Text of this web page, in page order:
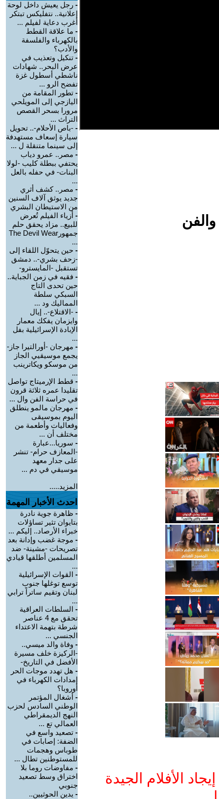
الأفلام الجيدة
- رجل يعيش داخل لوحة
إعلانية.. نتفليكس تبتكر
أغرب دعاية لفيلم ...
- ما علاقة القطط
بالكهرباء والفلسفة
والأدب؟
- تنكيل وتعذيب في
عرض البحر.. شهادات
ناشطي أسطول غزة
تفضح الرو ...
- تطور المقامة من
اليازجي إلى المويلحي
مرورا بسحر القصص
التراث ...
- -باص الأحلام-.. تحويل
سيارة إسعاف مستهدفة
إلى سينما متنقلة ل ...
- مصر.. عمرو دياب
يحتفي ببطلة كليب -لولا
البنات- في حفله بالعل
...
- مصر.. كشف أثري
جديد يوثق آلاف السنين
من الاستيطان البشري
- أزياء الفيلم تُعرض
للبيع.. مزاد يحقق حلم
جمهورThe Devil Wear
...
- حين يتحوّل اللقاء إلى
-زحف بشري-.. دمشق
تستقبل -المايسترو-
- فقيه في زمن الجباية..
حين تحدى التاج
السبكي سلطة
المماليك ود ...
- -الاقتلاع-.. إيال
وايزمان يفكك معمار
الإبادة الإسرائيلية بفل
...
- مهرجان -أورالتيرا جاز-
يجمع موسيقيي الجاز
من موسكو ويكاترينب
...
- قطط الإرميتاج تواصل
تقليدا عمره ثلاثة قرون
في حراسة الفن وال ...
- مهرجان مالمو ينطلق
اليوم بموسيقى
وفعاليات وأطعمة من
مختلف أن ...
- سوريا...عبارة
-المعازف حرام- تنشر
على جدار معهد
موسيقي في دم ...
المزيد.....
احدث الأخبار المهمة
- ظاهرة جوية نادرة
بتايوان تثير تساؤلات
خبراء الأرصاد.. إليكم ...
- موجة غضب وإدانة بعد
تصريحات -مشينة- ضد
المسلمين أطلقها قيادي
...
- القوات الإسرائيلية
توسع توغلها جنوب
لبنان وتقيم ساتراً ترابي
...
- السلطات العراقية
تحقق مع 4 عناصر
شرطة بتهمة الاعتداء
الجنسي ...
- وفاة والد ميسي..
-الركيزة خلف مسيرة
الأفضل في التاريخ-
- هل تهدد موجات الحر
إمدادات الكهرباء في
أوروبا؟
- أشغال المؤتمر
الوطني السادس لحزب
النهج الديمقراطي
العمالي تع ...
- تصعيد واسع في
الضفة: إصابات في
طوباس وهجمات
للمستوطنين تطال ...
- مفاوضات روما بلا
اختراق وسط تصعيد
جنوبي
- يدين الحوثيين..